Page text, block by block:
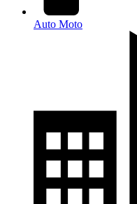
Auto Moto